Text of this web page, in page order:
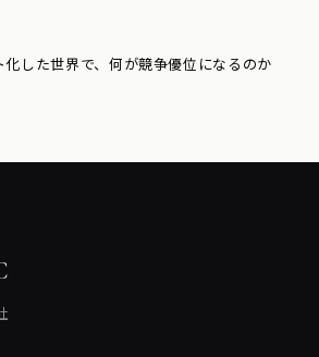
した世界で、何が競争優位になるのか